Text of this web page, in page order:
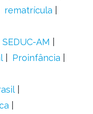
rematrícula
SEDUC-AM
Proinfância